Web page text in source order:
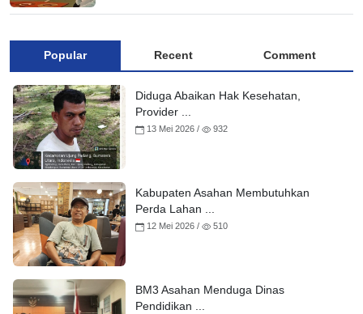
Popular Recent Comment
Diduga Abaikan Hak Kesehatan,
Provider ...
13 Mei 2026 / 932
Kabupaten Asahan Membutuhkan
Perda Lahan ...
12 Mei 2026 / 510
BM3 Asahan Menduga Dinas
Pendidikan ...